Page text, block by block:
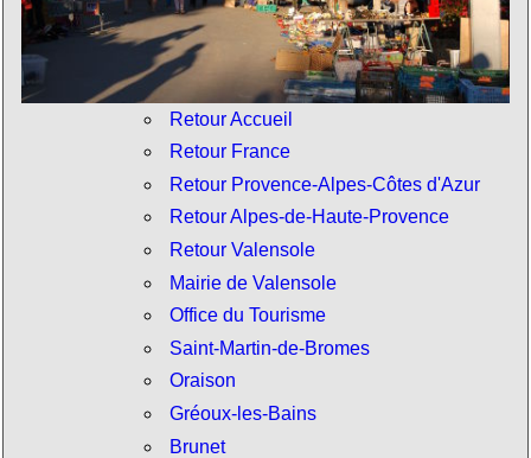
Retour Accueil
Retour France
Retour Provence-Alpes-Côtes d'Azur
Retour Alpes-de-Haute-Provence
Retour Valensole
Mairie de Valensole
Office du Tourisme
Saint-Martin-de-Bromes
Oraison
Gréoux-les-Bains
Brunet